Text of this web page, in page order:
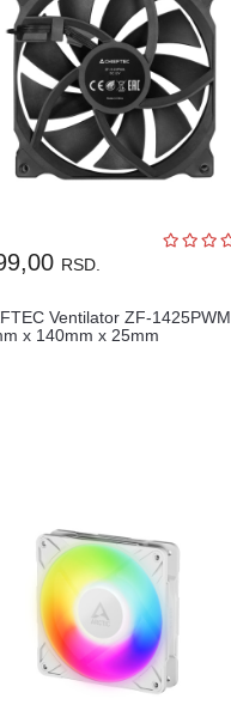
RSD.
Ventilator ZF-1425PWM
x 140mm x 25mm